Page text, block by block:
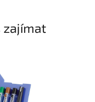
zajímat